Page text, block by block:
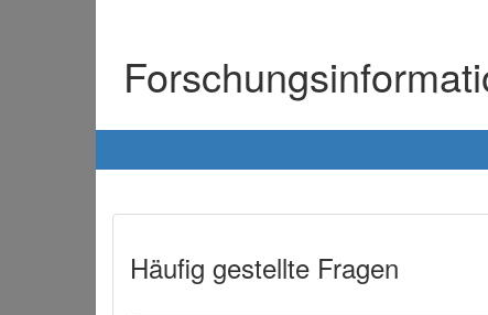
Häufig gestellte Fragen